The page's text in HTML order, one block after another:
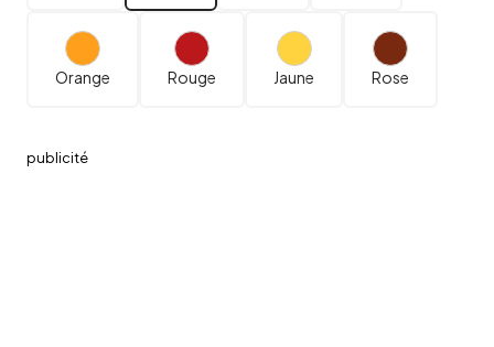
Orange Rouge Jaune Rose
publicité